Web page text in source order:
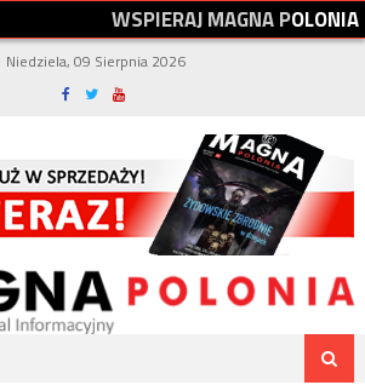
WSPIERAJMAGNAPOLONIA
Niedziela, 09 Sierpnia 2026